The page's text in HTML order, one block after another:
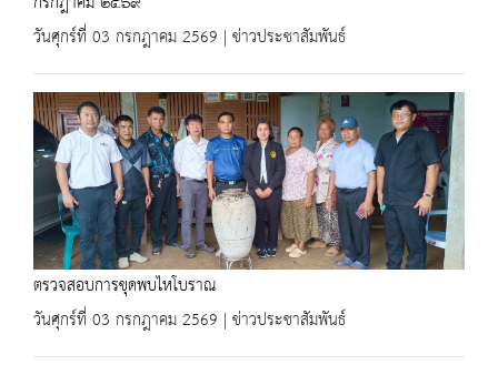
วันศุกร์ที่ 03 กรกฎาคม 2569 | ข่าวประชาสัมพันธ์
ตรวจสอบการขุดพบไหโบราณ
วันศุกร์ที่ 03 กรกฎาคม 2569 | ข่าวประชาสัมพันธ์